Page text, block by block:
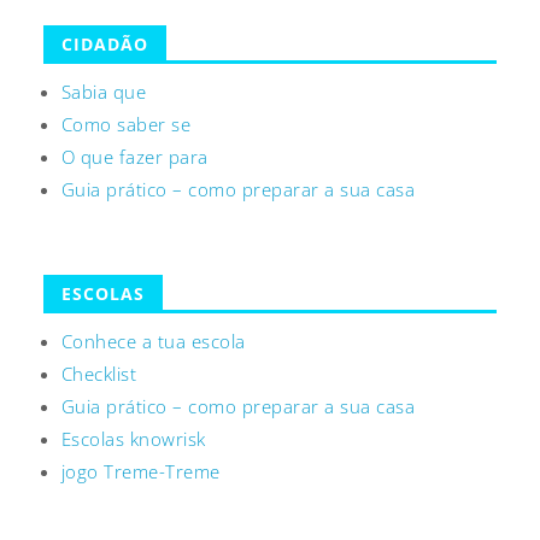
CIDADÃO
Sabia que
Como saber se
O que fazer para
Guia prático – como preparar a sua casa
ESCOLAS
Conhece a tua escola
Checklist
Guia prático – como preparar a sua casa
Escolas knowrisk
jogo Treme-Treme